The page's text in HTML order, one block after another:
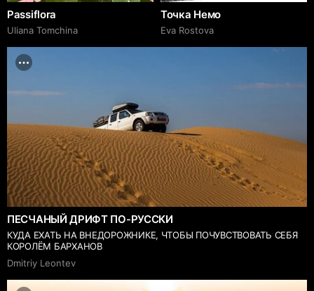
Passiflora
Uliana Tomchina
ПЕСЧАНЫЙ ДРИФТ ПО-РУССКИ
КУДА ЕХАТЬ НА ВНЕДОРОЖНИКЕ, ЧТОБЫ ПОЧУВСТВОВАТЬ СЕБЯ
КОРОЛЁМ БАРХАНОВ
Dmitriy Leontev
Точка Немо
Eva Rostova